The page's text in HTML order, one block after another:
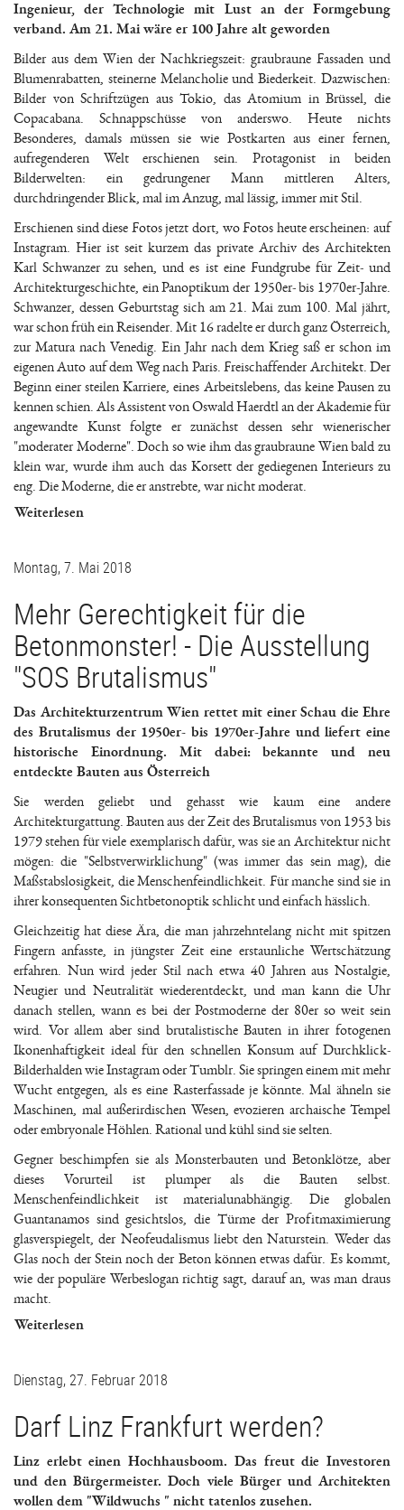
Ingenieur, der Technologie mit Lust an der Formgebung
verband. Am 21. Mai wäre er 100 Jahre alt geworden
Bilder aus dem Wien der Nachkriegszeit: graubraune Fassaden und
Blumenrabatten, steinerne Melancholie und Biederkeit. Dazwischen:
Bilder von Schriftzügen aus Tokio, das Atomium in Brüssel, die
Copacabana. Schnappschüsse von anderswo. Heute nichts
Besonderes, damals müssen sie wie Postkarten aus einer fernen,
aufregenderen Welt erschienen sein. Protagonist in beiden
Bilderwelten: ein gedrungener Mann mittleren Alters,
durchdringender Blick, mal im Anzug, mal lässig, immer mit Stil.
Erschienen sind diese Fotos jetzt dort, wo Fotos heute erscheinen: auf
Instagram. Hier ist seit kurzem das private Archiv des Architekten
Karl Schwanzer zu sehen, und es ist eine Fundgrube für Zeit- und
Architekturgeschichte, ein Panoptikum der 1950er- bis 1970er-Jahre.
Schwanzer, dessen Geburtstag sich am 21. Mai zum 100. Mal jährt,
war schon früh ein Reisender. Mit 16 radelte er durch ganz Österreich,
zur Matura nach Venedig. Ein Jahr nach dem Krieg saß er schon im
eigenen Auto auf dem Weg nach Paris. Freischaffender Architekt. Der
Beginn einer steilen Karriere, eines Arbeitslebens, das keine Pausen zu
kennen schien. Als Assistent von Oswald Haerdtl an der Akademie für
angewandte Kunst folgte er zunächst dessen sehr wienerischer
"moderater Moderne". Doch so wie ihm das graubraune Wien bald zu
klein war, wurde ihm auch das Korsett der gediegenen Interieurs zu
eng. Die Moderne, die er anstrebte, war nicht moderat.
Weiterlesen
Montag, 7. Mai 2018
Mehr Gerechtigkeit für die
Betonmonster! - Die Ausstellung
"SOS Brutalismus"
Das Architekturzentrum Wien rettet mit einer Schau die Ehre
des Brutalismus der 1950er- bis 1970er-Jahre und liefert eine
historische Einordnung. Mit dabei: bekannte und neu
entdeckte Bauten aus Österreich
Sie werden geliebt und gehasst wie kaum eine andere
Architekturgattung. Bauten aus der Zeit des Brutalismus von 1953 bis
1979 stehen für viele exemplarisch dafür, was sie an Architektur nicht
mögen: die "Selbstverwirklichung" (was immer das sein mag), die
Maßstabslosigkeit, die Menschenfeindlichkeit. Für manche sind sie in
ihrer konsequenten Sichtbetonoptik schlicht und einfach hässlich.
Gleichzeitig hat diese Ära, die man jahrzehntelang nicht mit spitzen
Fingern anfasste, in jüngster Zeit eine erstaunliche Wertschätzung
erfahren. Nun wird jeder Stil nach etwa 40 Jahren aus Nostalgie,
Neugier und Neutralität wiederentdeckt, und man kann die Uhr
danach stellen, wann es bei der Postmoderne der 80er so weit sein
wird. Vor allem aber sind brutalistische Bauten in ihrer fotogenen
Ikonenhaftigkeit ideal für den schnellen Konsum auf Durchklick-
Bilderhalden wie Instagram oder Tumblr. Sie springen einem mit mehr
Wucht entgegen, als es eine Rasterfassade je könnte. Mal ähneln sie
Maschinen, mal außerirdischen Wesen, evozieren archaische Tempel
oder embryonale Höhlen. Rational und kühl sind sie selten.
Gegner beschimpfen sie als Monsterbauten und Betonklötze, aber
dieses Vorurteil ist plumper als die Bauten selbst.
Menschenfeindlichkeit ist materialunabhängig. Die globalen
Guantanamos sind gesichtslos, die Türme der Profitmaximierung
glasverspiegelt, der Neofeudalismus liebt den Naturstein. Weder das
Glas noch der Stein noch der Beton können etwas dafür. Es kommt,
wie der populäre Werbeslogan richtig sagt, darauf an, was man draus
macht.
Weiterlesen
Dienstag, 27. Februar 2018
Darf Linz Frankfurt werden?
Linz erlebt einen Hochhausboom. Das freut die Investoren
und den Bürgermeister. Doch viele Bürger und Architekten
wollen dem "Wildwuchs " nicht tatenlos zusehen.